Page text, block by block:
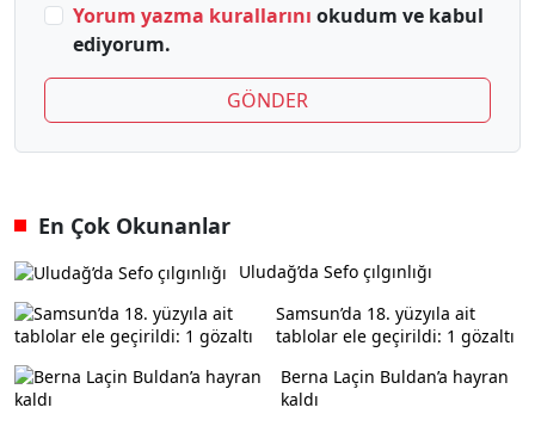
Yorum yazma kurallarını okudum ve kabul
ediyorum.
GÖNDER
En Çok Okunanlar
Uludağ’da Sefo çılgınlığı
Samsun’da 18. yüzyıla ait
tablolar ele geçirildi: 1 gözaltı
Berna Laçin Buldan’a hayran
kaldı